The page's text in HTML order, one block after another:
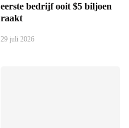
eerste bedrijf ooit $5 biljoen
raakt
29 juli 2026